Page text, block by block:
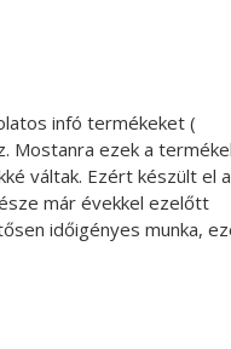
infó termékeket (
Mostanra ezek a
váltak. Ezért készült el a
már évekkel ezelőtt
időigényes munka,